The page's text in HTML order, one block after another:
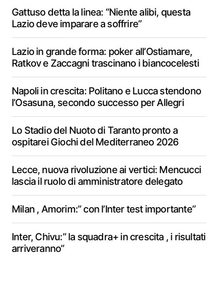
Gattuso detta la linea: “Niente alibi, questa
Lazio deve imparare a soffrire”
Lazio in grande forma: poker all’Ostiamare,
Ratkov e Zaccagni trascinano i biancocelesti
Napoli in crescita: Politano e Lucca stendono
l’Osasuna, secondo successo per Allegri
Lo Stadio del Nuoto di Taranto pronto a
ospitarei Giochi del Mediterraneo 2026
Lecce, nuova rivoluzione ai vertici: Mencucci
lascia il ruolo di amministratore delegato
Milan , Amorim:” con l’Inter test importante”
Inter, Chivu:” la squadra+ in crescita , i risultati
arriveranno”